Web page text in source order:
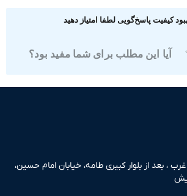
پاسخ‌گویی لطفا امتیاز دهید
این مطلب برای شما مفید بود؟
از بلوار کبیری طامه، خیابان امام حسین،